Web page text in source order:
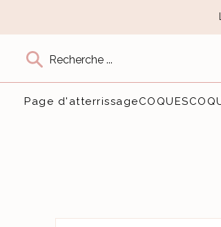
Recherche ...
Page d'atterrissageCOQUES